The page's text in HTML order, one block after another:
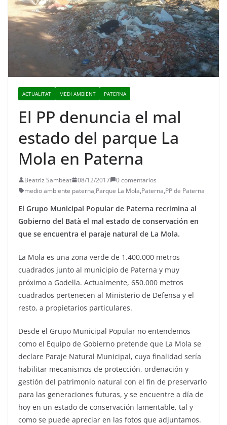
ACTUALITAT MEDI AMBIENT PATERNA
El PP denuncia el mal
estado del parque La
Mola en Paterna
Beatriz Sambeat 08/12/2017
0 comentarios
medio ambiente paterna,Parque La Mola,Paterna,PP de Paterna
El Grupo Municipal Popular de Paterna recrimina al
Gobierno del Batà el mal estado de conservación en
que se encuentra el paraje natural de La Mola.
La Mola es una zona verde de 1.400.000 metros
cuadrados junto al municipio de Paterna y muy
próximo a Godella. Actualmente, 650.000 metros
cuadrados pertenecen al Ministerio de Defensa y el
resto, a propietarios particulares.
Desde el Grupo Municipal Popular no entendemos
como el Equipo de Gobierno pretende que La Mola se
declare Paraje Natural Municipal, cuya finalidad sería
habilitar mecanismos de protección, ordenación y
gestión del patrimonio natural con el fin de preservarlo
para las generaciones futuras, y se encuentre a día de
hoy en un estado de conservación lamentable, tal y
como se puede apreciar en las fotos que adjuntamos.